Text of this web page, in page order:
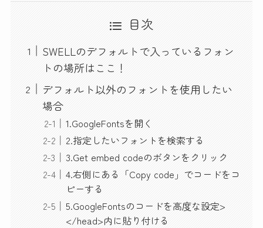
目次
SWELLのデフォルトで入っているフォン
トの場所はここ！
デフォルト以外のフォントを使用したい
場合
1.GoogleFontsを開く
2.指定したいフォントを検索する
3.Get embed codeのボタンをクリック
4.右側にある「Copy code」でコードをコ
ピーする
5.GoogleFontsのコードを高度な設定>
</head>内に貼り付ける